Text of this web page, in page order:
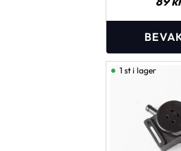
1 st i lager